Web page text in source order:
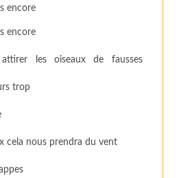
encore
encore
les oiseaux de fausses
trop
cela nous prendra du vent